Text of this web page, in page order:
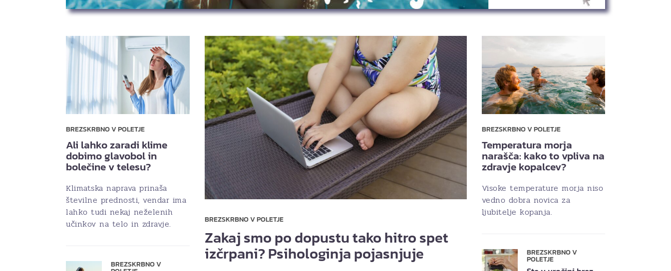
BREZSKRBNO V POLETJE
Zakaj smo po dopustu tako hitro spet
izčrpani? Psihologinja pojasnjuje
BREZSKRBNO V POLETJE
Ali lahko zaradi klime
dobimo glavobol in
bolečine v telesu?
Klimatska naprava prinaša
številne prednosti, vendar ima
lahko tudi nekaj neželenih
učinkov na telo in zdravje.
BREZSKRBNO V
BREZSKRBNO V POLETJE
Temperatura morja
narašča: kako to vpliva na
zdravje kopalcev?
Visoke temperature morja niso
vedno dobra novica za
ljubitelje kopanja.
BREZSKRBNO V
POLETJE